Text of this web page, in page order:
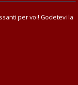
per voi! Godetevi la